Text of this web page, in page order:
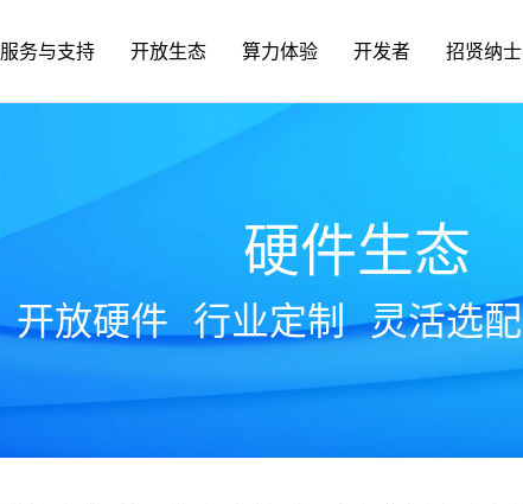
服务与支持 开放生态 算力体验 开发者 招贤纳士
硬件生态
开放硬件 行业定制 灵活选配